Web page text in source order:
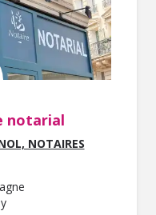
notarial
NOTAIRES